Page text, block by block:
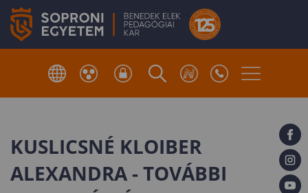
KUSLICSNÉ KLOIBER
ALEXANDRA - TOVÁBBI